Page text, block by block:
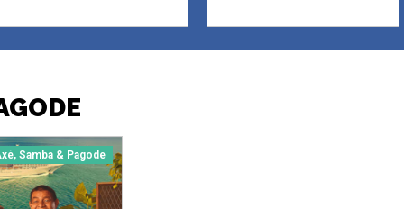
Samba & Pagode